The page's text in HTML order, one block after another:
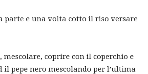
e una volta cotto il riso versare
coprire con il coperchio e
pepe nero mescolando per l’ultima